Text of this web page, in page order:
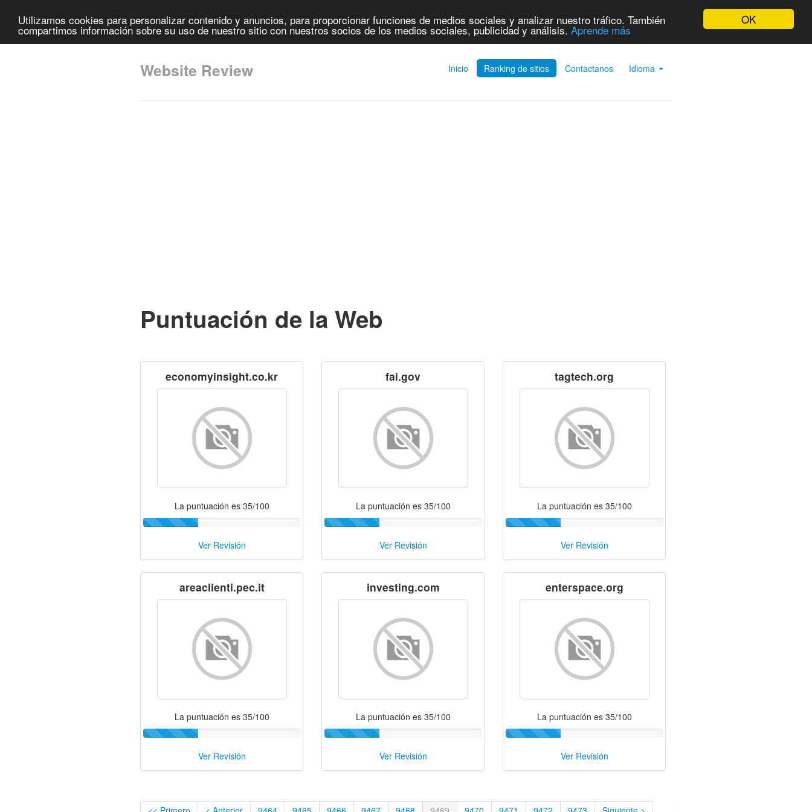
OK
Utilizamos cookies para personalizar contenido y anuncios, para proporcionar funciones de medios sociales y analizar nuestro tráfico. También
compartimos información sobre su uso de nuestro sitio con nuestros socios de los medios sociales, publicidad y análisis. Aprende más
Inicio Ranking de sitios Contactanos Idioma
Website Review
Puntuación de la Web
economyinsight.co.kr
La puntuación es 35/100
Ver Revisión
fai.gov
La puntuación es 35/100
Ver Revisión
tagtech.org
La puntuación es 35/100
Ver Revisión
areaclienti.pec.it
La puntuación es 35/100
Ver Revisión
investing.com
La puntuación es 35/100
Ver Revisión
enterspace.org
La puntuación es 35/100
Ver Revisión